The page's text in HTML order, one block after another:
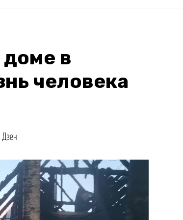
в
человека